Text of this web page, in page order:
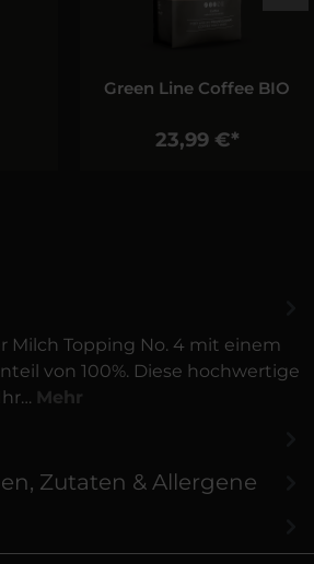
Green Line Coffee BIO
23,99 €*
Milch Topping No. 4 mit einem
von 100%. Diese hochwertige
Mehr
Zutaten & Allergene